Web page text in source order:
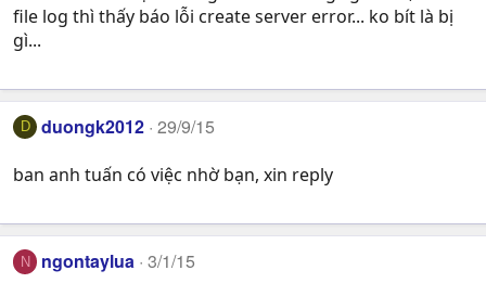
n
s
file log thì thấy báo lỗi create server error... ko bít là bị
gì...
D duongk2012 29/9/15
ban anh tuấn có việc nhờ bạn, xin reply
N ngontaylua 3/1/15